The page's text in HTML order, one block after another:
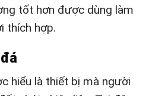
tốt hơn được dùng làm
thích hợp.
hiểu là thiết bị mà người